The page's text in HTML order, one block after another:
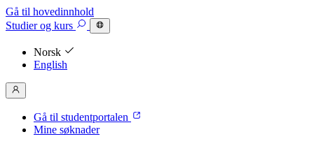
Gå til hovedinnhold
Studierog kurs
Norsk
English
Gå til studentportalen
Mine søknader